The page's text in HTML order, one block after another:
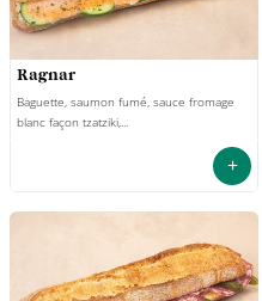
ragnar
Baguette, saumon fumé, sauce fromage
blanc façon tzatziki,...
+